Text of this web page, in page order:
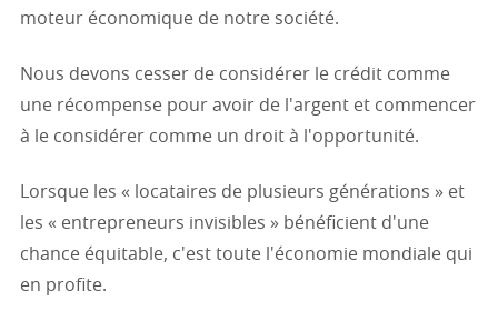
moteur économique de notre société.
Nous devons cesser de considérer le crédit comme
une récompense pour avoir de l'argent et commencer
à le considérer comme un droit à l'opportunité.
Lorsque les « locataires de plusieurs générations » et
les « entrepreneurs invisibles » bénéficient d'une
chance équitable, c'est toute l'économie mondiale qui
en profite.